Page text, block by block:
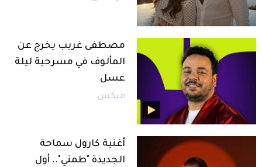
مصطفى غريب يخرج عن
المألوف في مسرحية ليلة
عسل
ميكس
أغنية كارول سماحة
الجديدة "طمني".. أول